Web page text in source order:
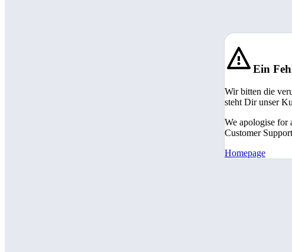
Ein
Wir bitten die
steht Dir unser
We apologise for
Customer
Homepage